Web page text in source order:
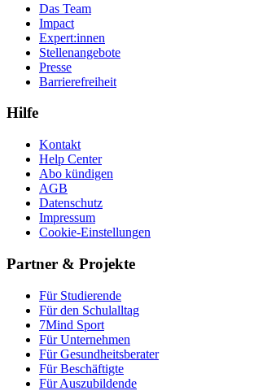
Das Team
Impact
Expert:innen
Stellenangebote
Presse
Barrierefreiheit
Hilfe
Kontakt
Help Center
Abo kündigen
AGB
Datenschutz
Impressum
Cookie-Einstellungen
Partner & Projekte
Für Stu­die­rende
Für den Schulalltag
7Mind Sport
Für Unter­neh­men
Für Gesund­heits­be­ra­ter
Für Beschäftigte
Für Auszubildende